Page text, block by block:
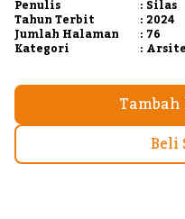
Penulis
Tahun Terbit
Jumlah Halaman
Kategori
: Silas
: 2024
: 76
:
Beli